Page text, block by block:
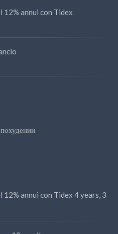
12% annui con Tidex
12% annui con Tidex 4 years, 3